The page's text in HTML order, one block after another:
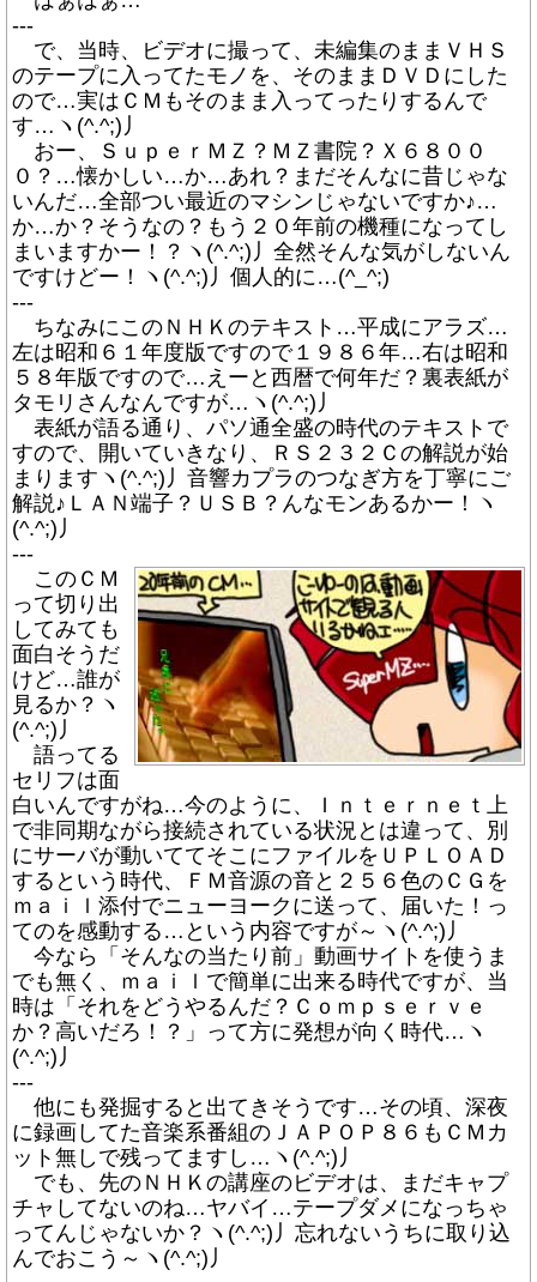
---
で、当時、ビデオに撮って、未編集のままＶＨＳ
のテープに入ってたモノを、そのままＤＶＤにした
ので…実はＣＭもそのまま入ってったりするんで
す…ヽ(^.^;)丿
おー、ＳｕｐｅｒＭＺ？ＭＺ書院？Ｘ６８００
０？…懐かしい…か…あれ？まだそんなに昔じゃな
いんだ…全部つい最近のマシンじゃないですか♪…
か…か？そうなの？もう２０年前の機種になってし
まいますかー！？ヽ(^.^;)丿全然そんな気がしないん
ですけどー！ヽ(^.^;)丿個人的に…(^_^;)
---
ちなみにこのＮＨＫのテキスト…平成にアラズ…
左は昭和６１年度版ですので１９８６年…右は昭和
５８年版ですので…えーと西暦で何年だ？裏表紙が
タモリさんなんですが…ヽ(^.^;)丿
表紙が語る通り、パソ通全盛の時代のテキストで
すので、開いていきなり、ＲＳ２３２Ｃの解説が始
まりますヽ(^.^;)丿音響カプラのつなぎ方を丁寧にご
解説♪ＬＡＮ端子？ＵＳＢ？んなモンあるかー！ヽ
(^.^;)丿
---
このＣＭ
って切り出
してみても
面白そうだ
けど…誰が
見るか？ヽ
(^.^;)丿
語ってる
セリフは面
白いんですがね…今のように、Ｉｎｔｅｒｎｅｔ上
で非同期ながら接続されている状況とは違って、別
にサーバが動いててそこにファイルをＵＰＬＯＡＤ
するという時代、ＦＭ音源の音と２５６色のＣＧを
ｍａｉｌ添付でニューヨークに送って、届いた！っ
てのを感動する…という内容ですが～ヽ(^.^;)丿
今なら「そんなの当たり前」動画サイトを使うま
でも無く、ｍａｉｌで簡単に出来る時代ですが、当
時は「それをどうやるんだ？Ｃｏｍｐｓｅｒｖｅ
か？高いだろ！？」って方に発想が向く時代…ヽ
(^.^;)丿
---
他にも発掘すると出てきそうです…その頃、深夜
に録画してた音楽系番組のＪＡＰＯＰ８６もＣＭカ
ット無しで残ってますし…ヽ(^.^;)丿
でも、先のＮＨＫの講座のビデオは、まだキャプ
チャしてないのね…ヤバイ…テープダメになっちゃ
ってんじゃないか？ヽ(^.^;)丿忘れないうちに取り込
んでおこう～ヽ(^.^;)丿